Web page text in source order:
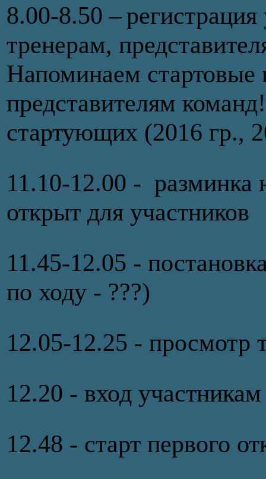
8.00-8.50 –
тренерам,
Напоминаем стартовые
представителям
стартующих (2016 гр.,
11.10-12.00 - разминка
открыт для участников
11.45-12.05 -
по ходу - ???)
12.05-12.25 -
12.20 - вход
12.48 - старт первого